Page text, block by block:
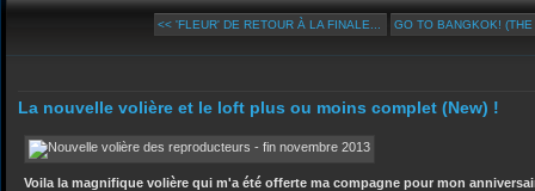
<< 'FLEUR' DE RETOUR À LA FINALE... GO TO BANGKOK!
La nouvelle volière et le loft plus ou moins complet (New) !
Voila la magnifique volière qui m'a été offerte ma compagne pour mon